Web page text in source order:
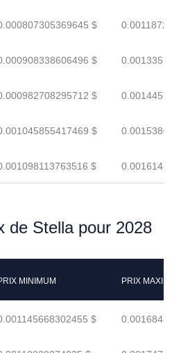
$
$
$
$
$
de Stella pour 2028
MINIMUM PRIX
$